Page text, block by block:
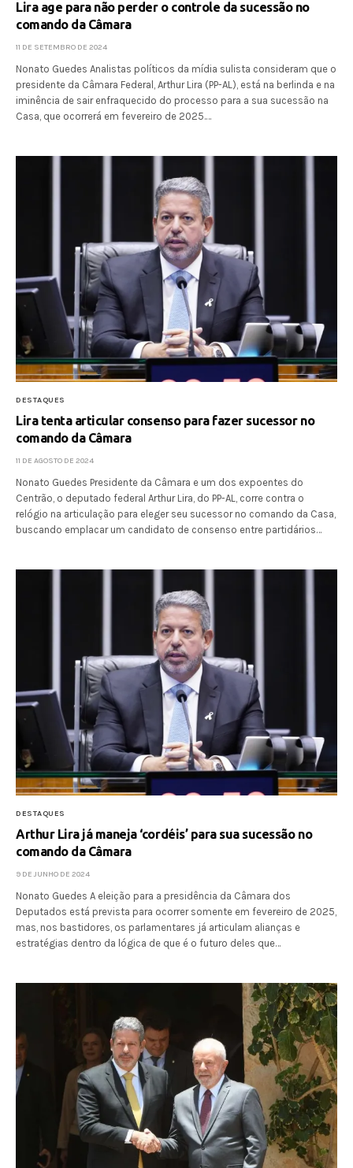
Lira age para não perder o controle da sucessão no
comando da Câmara
11 DE SETEMBRO DE 2024
Nonato Guedes Analistas políticos da mídia sulista consideram que o
presidente da Câmara Federal, Arthur Lira (PP-AL), está na berlinda e na
iminência de sair enfraquecido do processo para a sua sucessão na
Casa, que ocorrerá em fevereiro de 2025.…
DESTAQUES
Lira tenta articular consenso para fazer sucessor no
comando da Câmara
11 DE AGOSTO DE 2024
Nonato Guedes Presidente da Câmara e um dos expoentes do
Centrão, o deputado federal Arthur Lira, do PP-AL, corre contra o
relógio na articulação para eleger seu sucessor no comando da Casa,
buscando emplacar um candidato de consenso entre partidários…
DESTAQUES
Arthur Lira já maneja ‘cordéis’ para sua sucessão no
comando da Câmara
9 DE JUNHO DE 2024
Nonato Guedes A eleição para a presidência da Câmara dos
Deputados está prevista para ocorrer somente em fevereiro de 2025,
mas, nos bastidores, os parlamentares já articulam alianças e
estratégias dentro da lógica de que é o futuro deles que…